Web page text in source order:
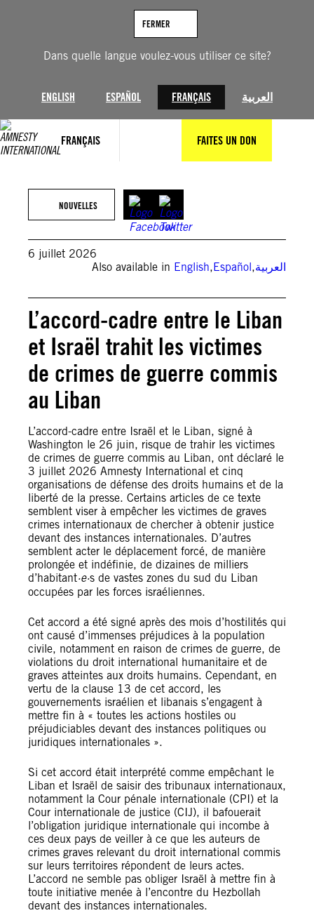
Dans quelle langue voulez-vous utiliser ce site?
ENGLISH ESPAÑOL FRANÇAIS العربية
FERMER
FRANÇAIS FAITES UN DON
NOUVELLES
6 juillet 2026
Also available in English,Español,العربية
L’accord-cadre entre le Liban
et Israël trahit les victimes
de crimes de guerre commis
au Liban
L’accord-cadre entre Israël et le Liban, signé à
Washington le 26 juin, risque de trahir les victimes
de crimes de guerre commis au Liban, ont déclaré le
3 juillet 2026 Amnesty International et cinq
organisations de défense des droits humains et de la
liberté de la presse. Certains articles de ce texte
semblent viser à empêcher les victimes de graves
crimes internationaux de chercher à obtenir justice
devant des instances internationales. D’autres
semblent acter le déplacement forcé, de manière
prolongée et indéfinie, de dizaines de milliers
d’habitant·e·s de vastes zones du sud du Liban
occupées par les forces israéliennes.
Cet accord a été signé après des mois d’hostilités qui
ont causé d’immenses préjudices à la population
civile, notamment en raison de crimes de guerre, de
violations du droit international humanitaire et de
graves atteintes aux droits humains. Cependant, en
vertu de la clause 13 de cet accord, les
gouvernements israélien et libanais s’engagent à
mettre fin à « toutes les actions hostiles ou
préjudiciables devant des instances politiques ou
juridiques internationales ».
Si cet accord était interprété comme empêchant le
Liban et Israël de saisir des tribunaux internationaux,
notamment la Cour pénale internationale (CPI) et la
Cour internationale de justice (CIJ), il bafouerait
l’obligation juridique internationale qui incombe à
ces deux pays de veiller à ce que les auteurs de
crimes graves relevant du droit international commis
sur leurs territoires répondent de leurs actes.
L’accord ne semble pas obliger Israël à mettre fin à
toute initiative menée à l’encontre du Hezbollah
devant des instances internationales.